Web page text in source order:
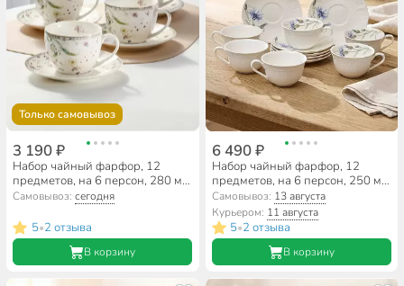
Только самовывоз
3 190 ₽
Набор чайный фарфор, 12
предметов, на 6 персон, 280 мл,
Balsford, Мануэла, 181-44032,
подарочная упаковка
Самовывоз:сегодня
5•2 отзыва
В корзину
6 490 ₽
Набор чайный фарфор, 12
предметов, на 6 персон, 250 мл,
Lefard, Васильки, 760-827,
подарочная упаковка
Самовывоз: 13 августа
Курьером: 11 августа
5•2 отзыва
В корзину